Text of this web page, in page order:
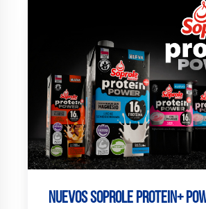
Nuevos Soprole Protein+